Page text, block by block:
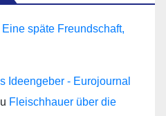
Eine späte Freundschaft,
Ideengeber - Eurojournal
Fleischhauer über die